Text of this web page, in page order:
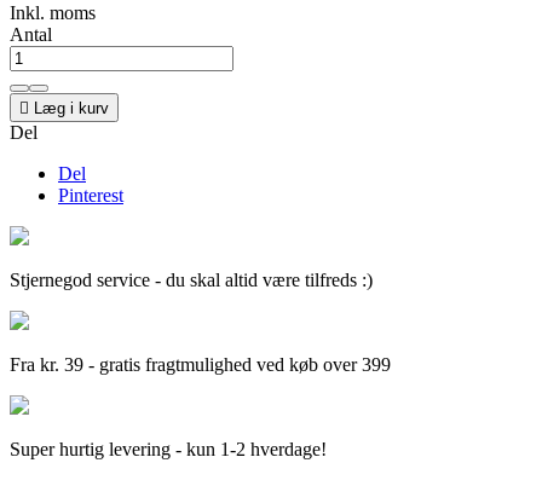
Inkl. moms
Antal
 Læg i kurv
Del
Del
Pinterest
Stjernegod service - du skal altid være tilfreds :)
Fra kr. 39 - gratis fragtmulighed ved køb over 399
Super hurtig levering - kun 1-2 hverdage!